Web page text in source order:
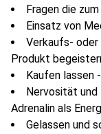
Fragen die
Einsatz von
Verkaufs-
Produkt
Kaufen lassen
Nervosität und
Adrenalin als
Gelassen und